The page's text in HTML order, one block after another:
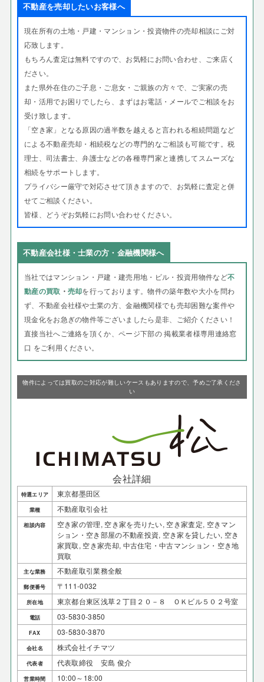
不動産を売却したいお客様へ
現在所有の土地・戸建・マンション・投資物件の売却相談にご対
応致します。
もちろん査定は無料ですので、お気軽にお問い合わせ、ご来店く
ださい。
また県外在住のご子息・ご息女・ご親族の方々で、
ご実家の売
却・活用でお困りでしたら、まずはお電話・メールでご相談をお
受け致します。
「空き家」となる原因の過半数を越えると言われる相続問題など
による不動産売却・相続税などの専門的なご相談も可能です。税
理士、司法書士、弁護士などの各種専門家と連携してスムーズな
相続をサポートします。
プライバシー厳守で対応させて頂きますので、お気軽に査定と併
せてご相談ください。
皆様、どうぞお気軽にお問い合わせください。
不動産会社様・士業の方・金融機関様へ
当社ではマンション・戸建・建売用地・ビル・投資用物件など不
動産の買取 ・ 売却を行っております。物件の築年数や大小を問わ
ず、不動産会社様や士業の方、金融機関様でも売却困難な案件や
現金化をお急ぎの物件等ございましたら是非、ご紹介ください！
直接当社へご連絡を頂くか、ページ下部の 掲載業者様専用連絡窓
口 をご利用ください。
物件によっては買取のご対応が難しいケースもありますので、予めご了承くださ
い
会社詳細
特選エリア 東京都墨田区
業種 不動産取引会社
相談内容
空き家の管理, 空き家を売りたい, 空き家査定, 空きマン
ション・空き部屋の不動産投資, 空き家を貸したい, 空き
家買取, 空き家売却, 中古住宅・中古マンション・空き地
買取
主な業務 不動産取引業務全般
郵便番号 〒111-0032
所在地 東京都台東区浅草２丁目２０－８ ＯＫビル５０２号室
電話 03-5830-3850
FAX 03-5830-3870
会社名 株式会社イチマツ
代表者 代表取締役 安島 俊介
営業時間 10:00～18:00